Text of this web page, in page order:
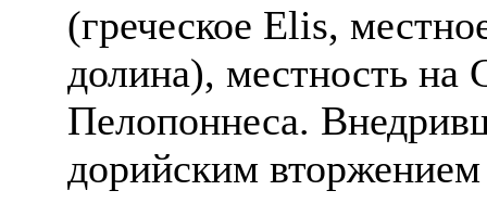
(греческое Elis,
долина), местность на
Пелопоннеса.
дорийским